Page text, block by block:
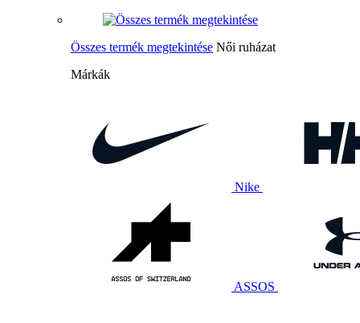
Összes termék megtekintése Női ruházat
Márkák
Nike
ASSOS